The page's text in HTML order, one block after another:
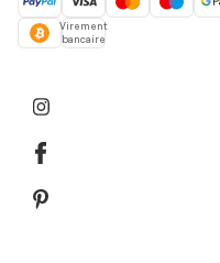
Virement
bancaire